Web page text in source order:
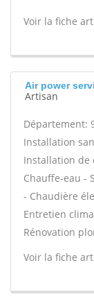
Voir la fiche
Air power
Artisan
Département:
Installation
Installation de
Chauffe-eau -
- Chaudière
Entretien
Rénovation
Voir la fiche